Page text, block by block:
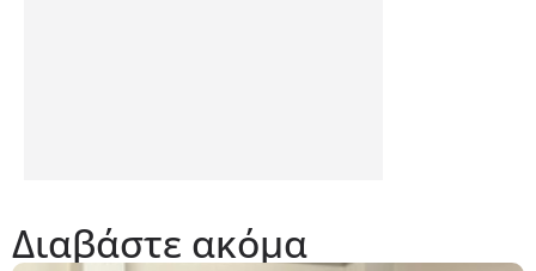
Διαβάστε ακόμα